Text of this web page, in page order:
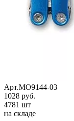
Арт.MO9144-03
1028 руб.
4781 шт
на складе